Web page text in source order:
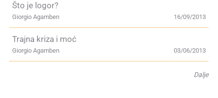
Što je logor?
16/09/2013
Giorgio Agamben
Trajna kriza i moć
03/06/2013
Giorgio Agamben
Dalje